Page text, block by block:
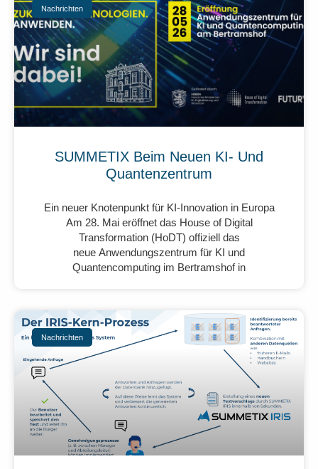
Nachrichten
SUMMETIX Beim Neuen KI- Und
Quantenzentrum
Ein neuer Knotenpunkt für KI-Innovation in Europa
Am 28. Mai eröffnet das House of Digital
Transformation (HoDT) offiziell das
neue Anwendungszentrum für KI und
Quantencomputing im Bertramshof in
Nachrichten